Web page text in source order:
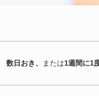
数日おき、 または1週間に1